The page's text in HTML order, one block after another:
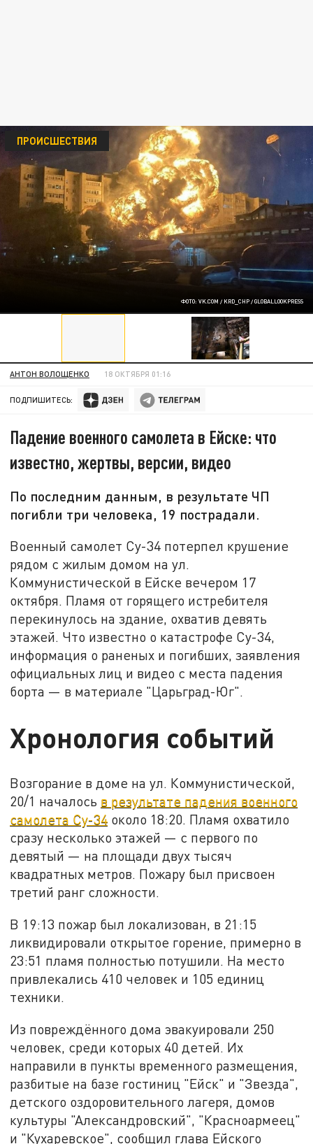
ФОТО: VK.COM / KRD_CHP / GLOBALLOOKPRESS
ПРОИСШЕСТВИЯ
АНТОН ВОЛОЩЕНКО 18 ОКТЯБРЯ 01:16
ПОДПИШИТЕСЬ:
Падение военного самолета в Ейске: что
известно, жертвы, версии, видео
По последним данным, в результате ЧП
погибли три человека, 19 пострадали.
Военный самолет Су-34 потерпел крушение
рядом с жилым домом на ул.
Коммунистической в Ейске вечером 17
октября. Пламя от горящего истребителя
перекинулось на здание, охватив девять
этажей. Что известно о катастрофе Су-34,
информация о раненых и погибших, заявления
официальных лиц и видео с места падения
борта — в материале "Царьград-Юг".
Хронология событий
Возгорание в доме на ул. Коммунистической,
20/1 началось в результате падения военного
самолета Су-34 около 18:20. Пламя охватило
сразу несколько этажей — с первого по
девятый — на площади двух тысяч
квадратных метров. Пожару был присвоен
третий ранг сложности.
В 19:13 пожар был локализован, в 21:15
ликвидировали открытое горение, примерно в
23:51 пламя полностью потушили. На место
привлекались 410 человек и 105 единиц
техники.
Из повреждённого дома эвакуировали 250
человек, среди которых 40 детей. Их
направили в пункты временного размещения,
разбитые на базе гостиниц "Ейск" и "Звезда",
детского оздоровительного лагеря, домов
культуры "Александровский", "Красноармеец"
и "Кухаревское", сообщил глава Ейского